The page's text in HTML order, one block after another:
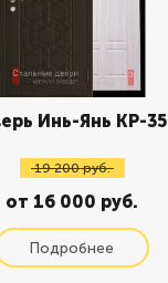
Инь-Янь КР-35
19 200 руб.
от 16 000 руб.